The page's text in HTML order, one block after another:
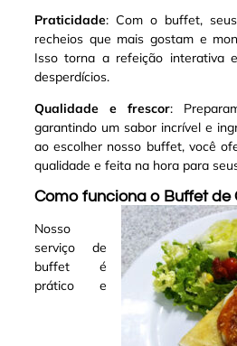
Praticidade: Com o buffet,
recheios que mais gostam e
Isso torna a refeição interativa
desperdícios.
Qualidade e frescor:
garantindo um sabor incrível e
ao escolher nosso buffet, você
qualidade e feita na hora para
Como funciona o Buffet de
Nosso
serviço de
buffet é
prático e